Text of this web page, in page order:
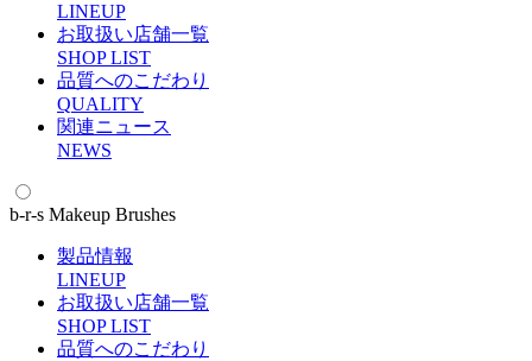
LINEUP
お取扱い店舗一覧
SHOP LIST
品質へのこだわり
QUALITY
関連ニュース
NEWS
b-r-s Makeup Brushes
製品情報
LINEUP
お取扱い店舗一覧
SHOP LIST
品質へのこだわり